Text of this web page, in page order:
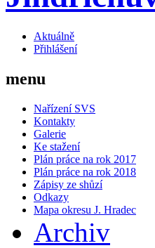
Aktuálně
Přihlášení
menu
Nařízení SVS
Kontakty
Galerie
Ke stažení
Plán práce na rok 2017
Plán práce na rok 2018
Zápisy ze shůzí
Odkazy
Mapa okresu J. Hradec
Archiv